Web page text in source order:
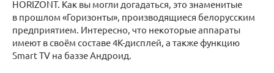
HORIZONT. Как вы могли догадаться, это знаменитые
в прошлом «Горизонты», производящиеся белорусским
предприятием. Интересно, что некоторые аппараты
имеют в своём составе 4K-дисплей, а также функцию
Smart TV на баззе Андроид.